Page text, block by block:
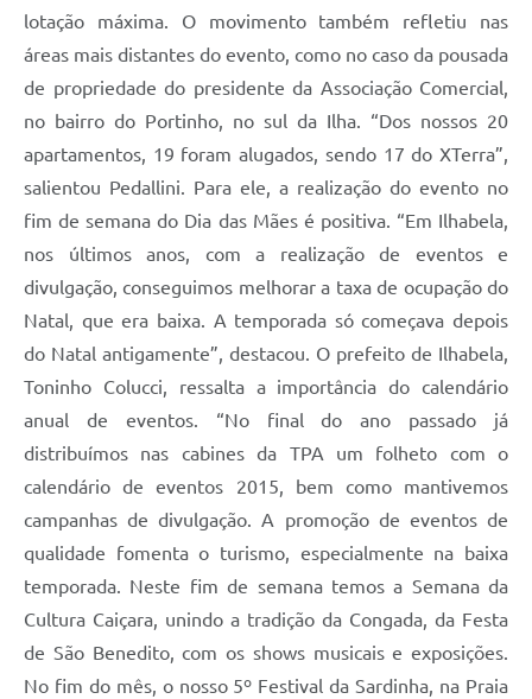
lotação máxima. O movimento também refletiu nas
áreas mais distantes do evento, como no caso da pousada
de propriedade do presidente da Associação Comercial,
no bairro do Portinho, no sul da Ilha. “Dos nossos 20
apartamentos, 19 foram alugados, sendo 17 do XTerra”,
salientou Pedallini. Para ele, a realização do evento no
fim de semana do Dia das Mães é positiva. “Em Ilhabela,
nos últimos anos, com a realização de eventos e
divulgação, conseguimos melhorar a taxa de ocupação do
Natal, que era baixa. A temporada só começava depois
do Natal antigamente”, destacou. O prefeito de Ilhabela,
Toninho Colucci, ressalta a importância do calendário
anual de eventos. “No final do ano passado já
distribuímos nas cabines da TPA um folheto com o
calendário de eventos 2015, bem como mantivemos
campanhas de divulgação. A promoção de eventos de
qualidade fomenta o turismo, especialmente na baixa
temporada. Neste fim de semana temos a Semana da
Cultura Caiçara, unindo a tradição da Congada, da Festa
de São Benedito, com os shows musicais e exposições.
No fim do mês, o nosso 5º Festival da Sardinha, na Praia